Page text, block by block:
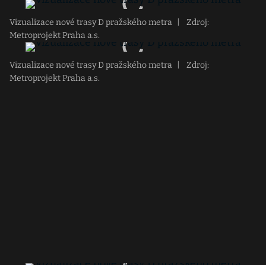
Vizualizace nové trasy D pražského metra
Zdroj:
Metroprojekt Praha a.s.
Vizualizace nové trasy D pražského metra
Zdroj:
Metroprojekt Praha a.s.